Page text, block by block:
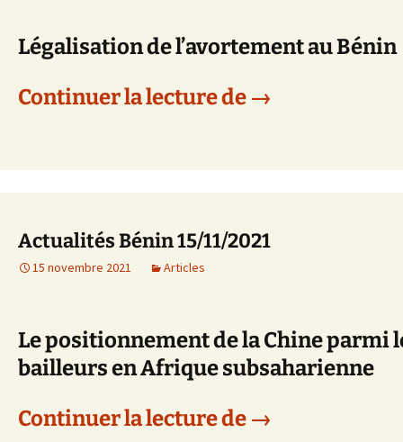
Légalisation de l’avortement au Bénin
Continuer la lecture de Actualités
→
Actualités Bénin 15/11/2021
15 novembre 2021 Articles
Le positionnement de la Chine parmi
bailleurs en Afrique subsaharienne
Continuer la lecture de Actualités
→